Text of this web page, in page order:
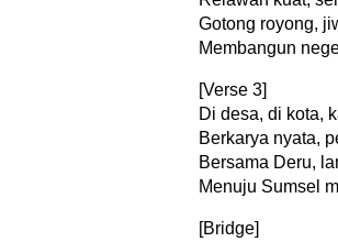
Gotong royong,
Membangun
[Verse 3]
Di desa, di kota,
Berkarya nyata,
Bersama Deru,
Menuju Sumsel
[Bridge]